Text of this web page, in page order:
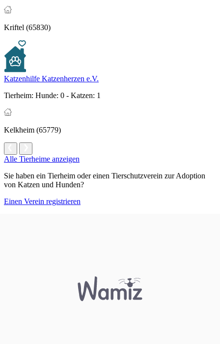
Kriftel (65830)
Katzenhilfe Katzenherzen e.V.
Tierheim: Hunde: 0 - Katzen: 1
Kelkheim (65779)
Alle Tierheime anzeigen
Sie haben ein Tierheim oder einen Tierschutzverein zur Adoption
von Katzen und Hunden?
Einen Verein registrieren